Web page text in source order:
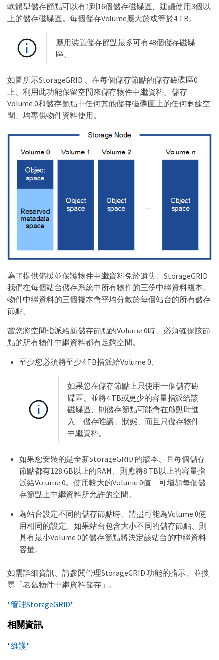
軟體型儲存節點可以有1到16個儲存磁碟區、建議使用3個以
上的儲存磁碟區。每個儲存Volume應大於或等於4 TB。
應用裝置儲存節點最多可有48個儲存磁碟
區。
如圖所示StorageGRID 、在每個儲存節點的儲存磁碟區0
上、利用此功能保留空間來儲存物件中繼資料。儲存
Volume 0和儲存節點中任何其他儲存磁碟區上的任何剩餘空
間、均專供物件資料使用。
為了提供備援並保護物件中繼資料免於遺失、StorageGRID
我們在每個站台儲存系統中所有物件的三份中繼資料複本。
物件中繼資料的三個複本會平均分散於每個站台的所有儲存
節點。
當您將空間指派給新儲存節點的Volume 0時、必須確保該節
點的所有物件中繼資料都有足夠空間。
至少您必須將至少4 TB指派給Volume 0。
如果您在儲存節點上只使用一個儲存磁
碟區、並將4 TB或更少的容量指派給該
磁碟區、則儲存節點可能會在啟動時進
入「儲存唯讀」狀態、而且只儲存物件
中繼資料。
如果您安裝的是全新StorageGRID 的版本、且每個儲存
節點都有128 GB以上的RAM、則應將8 TB以上的容量指
派給Volume 0。使用較大的Volume 0值、可增加每個儲
存節點上中繼資料所允許的空間。
為站台設定不同的儲存節點時、請盡可能為Volume 0使
用相同的設定。如果站台包含大小不同的儲存節點、則
具有最小Volume 0的儲存節點將決定該站台的中繼資料
容量。
如需詳細資訊、請參閱管理StorageGRID 功能的指示、並搜
尋「老舊物件中繼資料儲存」。
"管理StorageGRID"
相關資訊
"維護"